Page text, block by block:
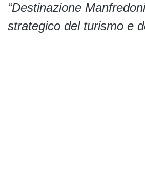
“Destinazione
strategico del turismo e